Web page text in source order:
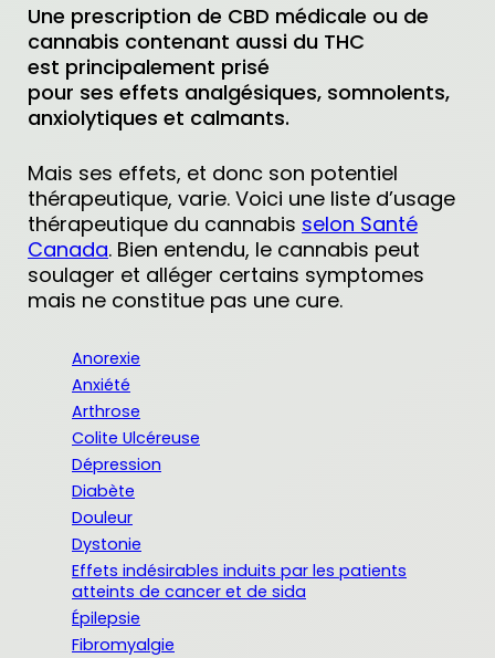
Une prescription de CBD médicale ou de
cannabis contenant aussi du THC
est principalement prisé
pour ses effets analgésiques, somnolents,
anxiolytiques et calmants.
Mais ses effets, et donc son potentiel
thérapeutique, varie. Voici une liste d’usage
thérapeutique du cannabis selon Santé
Canada. Bien entendu, le cannabis peut
soulager et alléger certains symptomes
mais ne constitue pas une cure.
Anorexie
Anxiété
Arthrose
Colite Ulcéreuse
Dépression
Diabète
Douleur
Dystonie
Effets indésirables induits par les patients
atteints de cancer et de sida
Épilepsie
Fibromyalgie